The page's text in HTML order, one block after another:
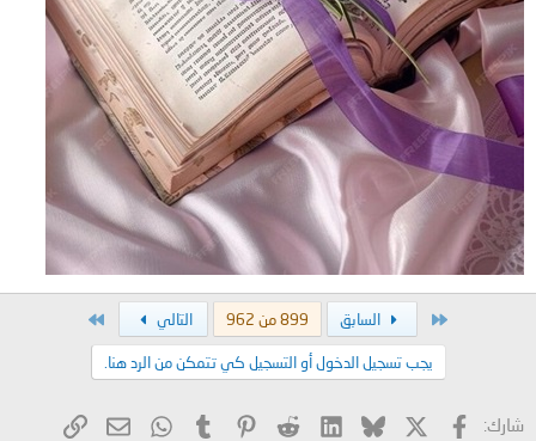
السابق 899 من 962 التالي
يجب تسجيل الدخول أو التسجيل كي تتمكن من الرد هنا.
شارك: فيسبوك Bluesky
LinkedIn
Reddit
Pinterest
Tumblr
WhatsApp
البريد